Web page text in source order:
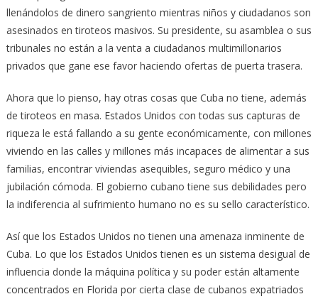
llenándolos de dinero sangriento mientras niños y ciudadanos son
asesinados en tiroteos masivos. Su presidente, su asamblea o sus
tribunales no están a la venta a ciudadanos multimillonarios
privados que gane ese favor haciendo ofertas de puerta trasera.
Ahora que lo pienso, hay otras cosas que Cuba no tiene, además
de tiroteos en masa. Estados Unidos con todas sus capturas de
riqueza le está fallando a su gente económicamente, con millones
viviendo en las calles y millones más incapaces de alimentar a sus
familias, encontrar viviendas asequibles, seguro médico y una
jubilación cómoda. El gobierno cubano tiene sus debilidades pero
la indiferencia al sufrimiento humano no es su sello característico.
Así que los Estados Unidos no tienen una amenaza inminente de
Cuba. Lo que los Estados Unidos tienen es un sistema desigual de
influencia donde la máquina política y su poder están altamente
concentrados en Florida por cierta clase de cubanos expatriados